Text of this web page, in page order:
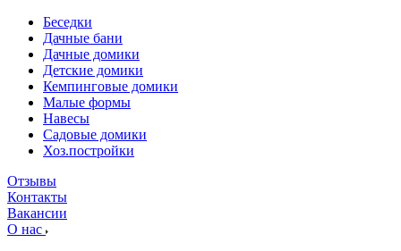
Беседки
Дачные бани
Дачные домики
Детские домики
Кемпинговые домики
Малые формы
Навесы
Садовые домики
Хоз.постройки
Отзывы
Контакты
Вакансии
О нас